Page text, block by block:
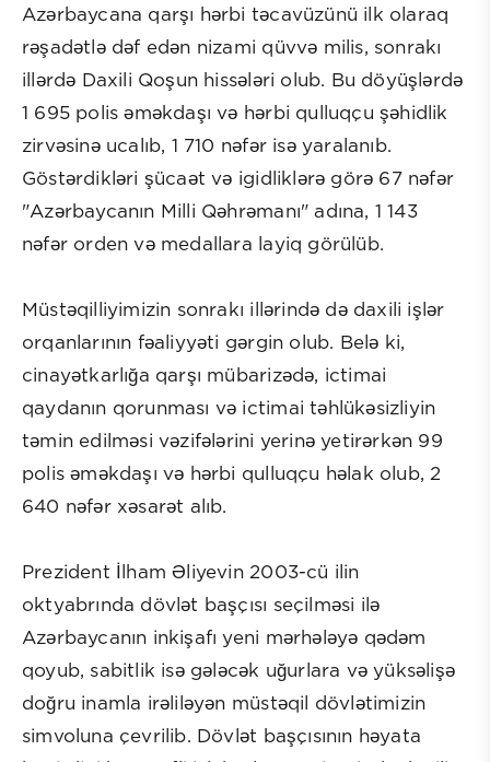
Azərbaycana qarşı hərbi təcavüzünü ilk olaraq
rəşadətlə dəf edən nizami qüvvə milis, sonrakı
illərdə Daxili Qoşun hissələri olub. Bu döyüşlərdə
1 695 polis əməkdaşı və hərbi qulluqçu şəhidlik
zirvəsinə ucalıb, 1 710 nəfər isə yaralanıb.
Göstərdikləri şücaət və igidliklərə görə 67 nəfər
"Azərbaycanın Milli Qəhrəmanı" adına, 1 143
nəfər orden və medallara layiq görülüb.
Müstəqilliyimizin sonrakı illərində də daxili işlər
orqanlarının fəaliyyəti gərgin olub. Belə ki,
cinayətkarlığa qarşı mübarizədə, ictimai
qaydanın qorunması və ictimai təhlükəsizliyin
təmin edilməsi vəzifələrini yerinə yetirərkən 99
polis əməkdaşı və hərbi qulluqçu həlak olub, 2
640 nəfər xəsarət alıb.
Prezident İlham Əliyevin 2003-cü ilin
oktyabrında dövlət başçısı seçilməsi ilə
Azərbaycanın inkişafı yeni mərhələyə qədəm
qoyub, sabitlik isə gələcək uğurlara və yüksəlişə
doğru inamla irəliləyən müstəqil dövlətimizin
simvoluna çevrilib. Dövlət başçısının həyata